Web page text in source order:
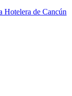
Hotelera de Cancún